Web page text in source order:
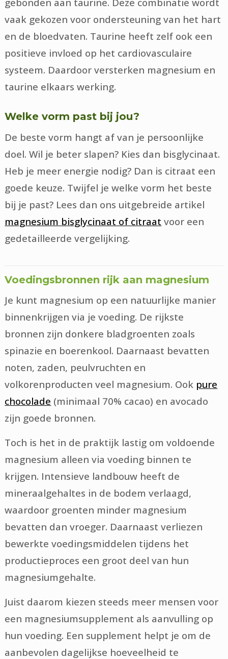
vaak gekozen voor ondersteuning van het hart
en de bloedvaten. Taurine heeft zelf ook een
positieve invloed op het cardiovasculaire
systeem. Daardoor versterken magnesium en
taurine elkaars werking.
Welke vorm past bij jou?
De beste vorm hangt af van je persoonlijke
doel. Wil je beter slapen? Kies dan bisglycinaat.
Heb je meer energie nodig? Dan is citraat een
goede keuze. Twijfel je welke vorm het beste
bij je past? Lees dan ons uitgebreide artikel
magnesium bisglycinaat of citraat voor een
gedetailleerde vergelijking.
Voedingsbronnen rijk aan magnesium
Je kunt magnesium op een natuurlijke manier
binnenkrijgen via je voeding. De rijkste
bronnen zijn donkere bladgroenten zoals
spinazie en boerenkool. Daarnaast bevatten
noten, zaden, peulvruchten en
volkorenproducten veel magnesium. Ook pure
chocolade (minimaal 70% cacao) en avocado
zijn goede bronnen.
Toch is het in de praktijk lastig om voldoende
magnesium alleen via voeding binnen te
krijgen. Intensieve landbouw heeft de
mineraalgehaltes in de bodem verlaagd,
waardoor groenten minder magnesium
bevatten dan vroeger. Daarnaast verliezen
bewerkte voedingsmiddelen tijdens het
productieproces een groot deel van hun
magnesiumgehalte.
Juist daarom kiezen steeds meer mensen voor
een magnesiumsupplement als aanvulling op
hun voeding. Een supplement helpt je om de
aanbevolen dagelijkse hoeveelheid te